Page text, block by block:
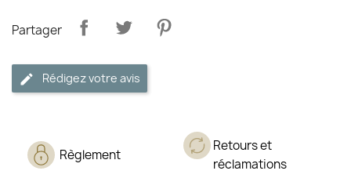
Partager
Rédigez votre avis
Règlement
Retours et
réclamations